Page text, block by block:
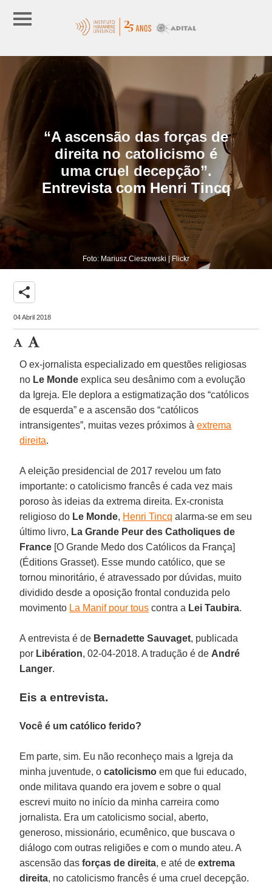
“A ascensão das forças de
direita no catolicismo é
uma cruel decepção”.
Entrevista com Henri Tincq
Foto: Mariusz Cieszewski | Flickr
share
04 Abril 2018
O ex-jornalista especializado em questões religiosas
no Le Monde explica seu desânimo com a evolução
da Igreja. Ele deplora a estigmatização dos “católicos
de esquerda” e a ascensão dos “católicos
intransigentes”, muitas vezes próximos àextrema
direita.
A eleição presidencial de 2017 revelou um fato
importante: o catolicismo francês é cada vez mais
poroso às ideias da extrema direita. Ex-cronista
religioso do Le Monde, Henri Tincq alarma-se em seu
último livro, La Grande Peur des Catholiques de
France [O Grande Medo dos Católicos da França]
(Éditions Grasset). Esse mundo católico, que se
tornou minoritário, é atravessado por dúvidas, muito
dividido desde a oposição frontal conduzida pelo
movimento La Manif pour tous contra a Lei Taubira.
A entrevista é de Bernadette Sauvaget, publicada
por Libération, 02-04-2018. A tradução é de André
Langer.
Eis a entrevista.
Você é um católico ferido?
Em parte, sim. Eu não reconheço mais a Igreja da
minha juventude, ocatolicismo em que fui educado,
onde militava quando era jovem e sobre o qual
escrevi muito no início da minha carreira como
jornalista. Era um catolicismo social, aberto,
generoso, missionário, ecumênico, que buscava o
diálogo com outras religiões e com o mundo ateu. A
ascensão dasforças de direita, e até deextrema
direita, no catolicismo francês é uma cruel decepção.